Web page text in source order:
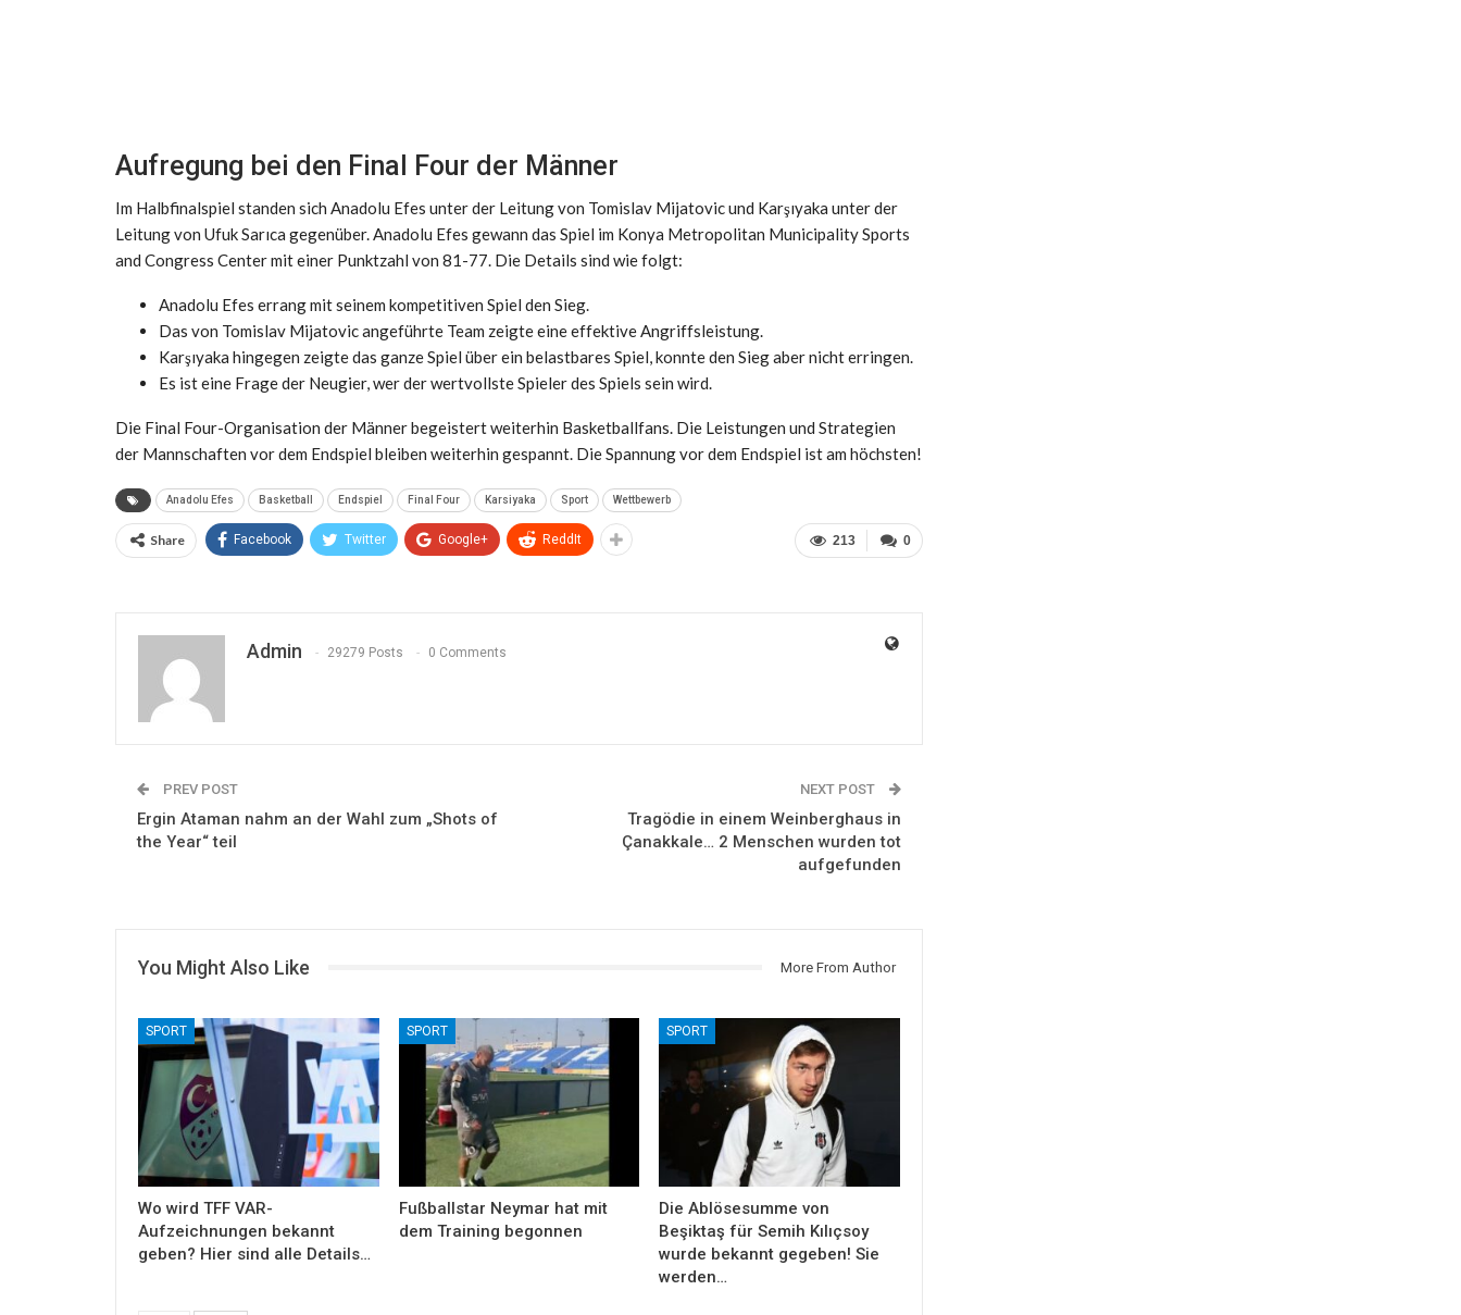
Aufregung bei den Final Four der Männer
Im Halbfinalspiel standen sich Anadolu Efes unter der Leitung von Tomislav Mijatovic und Karşıyaka unter der
Leitung von Ufuk Sarıca gegenüber. Anadolu Efes gewann das Spiel im Konya Metropolitan Municipality Sports
and Congress Center mit einer Punktzahl von 81-77. Die Details sind wie folgt:
Anadolu Efes errang mit seinem kompetitiven Spiel den Sieg.
Das von Tomislav Mijatovic angeführte Team zeigte eine effektive Angriffsleistung.
Karşıyaka hingegen zeigte das ganze Spiel über ein belastbares Spiel, konnte den Sieg aber nicht erringen.
Es ist eine Frage der Neugier, wer der wertvollste Spieler des Spiels sein wird.
Die Final Four-Organisation der Männer begeistert weiterhin Basketballfans. Die Leistungen und Strategien
der Mannschaften vor dem Endspiel bleiben weiterhin gespannt. Die Spannung vor dem Endspiel ist am höchsten!
Anadolu Efes Basketball Endspiel Final Four Karsiyaka Sport Wettbewerb
0
213
Share Facebook Twitter Google+ ReddIt
Admin 29279 Posts 0 Comments
PREV POST
Ergin Ataman nahm an der Wahl zum „Shots of
the Year“ teil
NEXT POST
Tragödie in einem Weinberghaus in
Çanakkale… 2 Menschen wurden tot
aufgefunden
You Might Also Like More From Author
SPORT
Wo wird TFF VAR-
Aufzeichnungen bekannt
geben? Hier sind alle Details…
SPORT
Fußballstar Neymar hat mit
dem Training begonnen
SPORT
Die Ablösesumme von
Beşiktaş für Semih Kılıçsoy
wurde bekannt gegeben! Sie
werden…